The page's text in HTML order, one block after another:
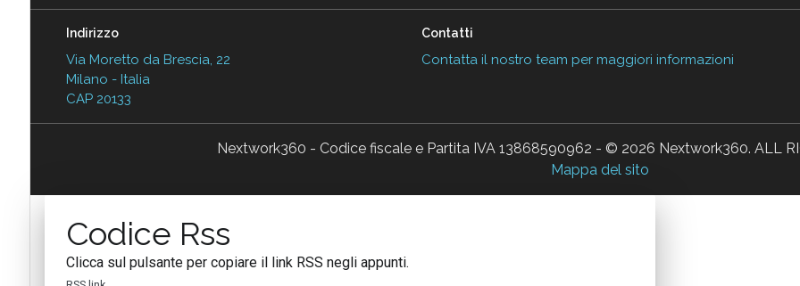
Indirizzo
Via Moretto da Brescia, 22
Milano - Italia
CAP 20133
Contatti
Contatta il nostro team per maggiori informazioni
Nextwork360 - Codice fiscale e Partita IVA 13868590962 - © 2026 Nextwork360. ALL
Mappa del sito
Codice Rss
Clicca sul pulsante per copiare il link RSS negli appunti.